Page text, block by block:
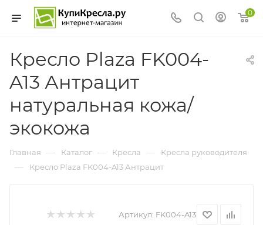
0
Кресло Plaza FK004-
A13 Антрацит
натуральная кожа/
экокожа
Главная — Каталог — Кресла — Кресла руководителя
— Кресло Plaza FK004-A13 Антрацит
Артикул: FK004-A13